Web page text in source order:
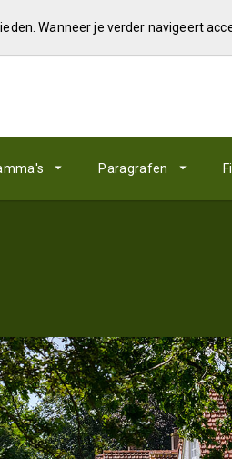
Wanneer je verder navigeert
Paragrafen